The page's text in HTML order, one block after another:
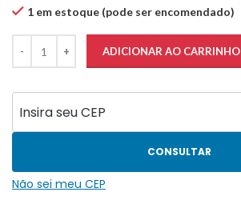
1 em estoque (pode ser encomendado)
ADICIONAR AO CARRINHO
CONSULTAR
Não sei meu CEP